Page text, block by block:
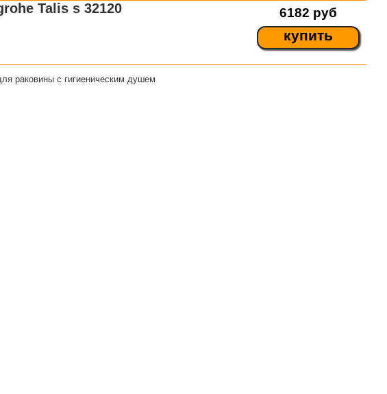
6182 руб
купить
Talis s 32120
раковины с гигиеническим душем